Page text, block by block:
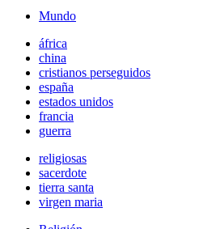
Mundo
áfrica
china
cristianos perseguidos
españa
estados unidos
francia
guerra
religiosas
sacerdote
tierra santa
virgen maria